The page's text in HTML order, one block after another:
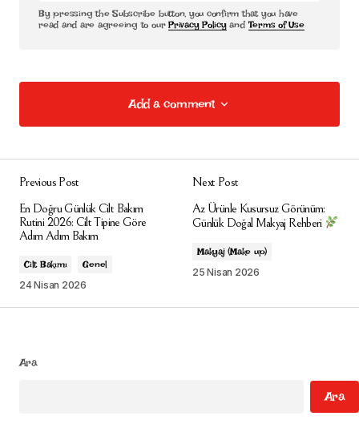
By pressing the Subscribe button, you confirm that you have
read and are agreeing to ourPrivacy PolicyandTerms of Use
Add a comment
Add a comment
alanlar*ile işaretlenmişlerdir
Previous Post
En Doğru Günlük Cilt Bakım
Rutini 2026: Cilt Tipine Göre
Adım Adım Bakım
Cilt Bakımı Genel
24 Nisan 2026
Next Post
Az Ürünle Kusursuz Görünüm:
Günlük Doğal Makyaj Rehberi
Makyaj (Make up)
25 Nisan 2026
Ara
Ara